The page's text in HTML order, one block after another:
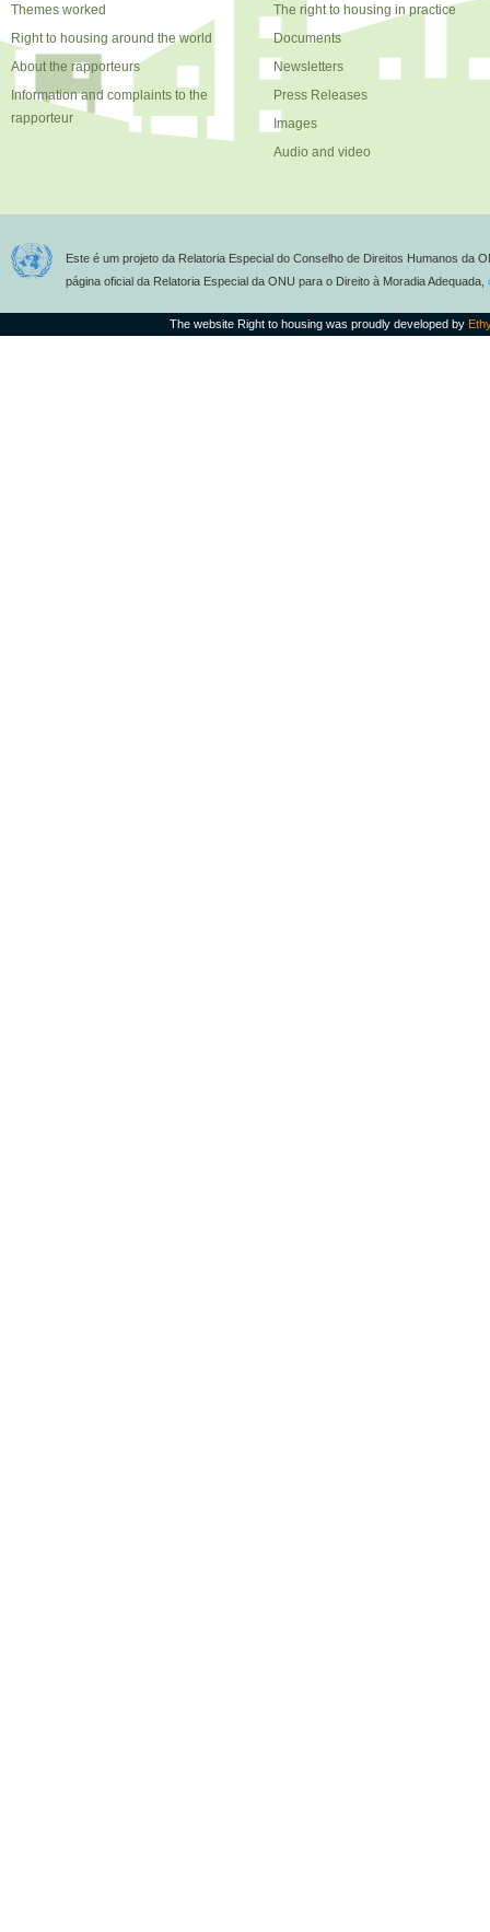
Themes worked
Right to housing around the world
About the rapporteurs
Information and complaints to the
rapporteur
The right to housing in practice
Documents
Newsletters
Press Releases
Images
Audio and video
Este é um projeto da Relatoria Especial do Conselho de Direitos Humanos da
página oficial da Relatoria Especial da ONU para o Direito à Moradia Adequada,
The website Right to housing was proudly developed by